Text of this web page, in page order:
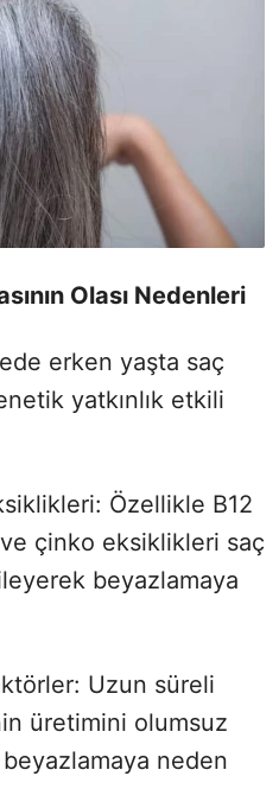
Olası Nedenleri
erken yaşta saç
yatkınlık etkili
Özellikle B12
çinko eksiklikleri saç
beyazlamaya
Uzun süreli
üretimini olumsuz
neden